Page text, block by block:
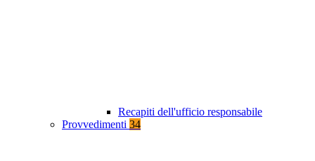
Recapiti dell'ufficio responsabile
Provvedimenti 34